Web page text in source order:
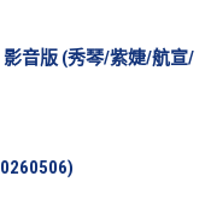
影音版 (秀琴/紫婕/航宣/